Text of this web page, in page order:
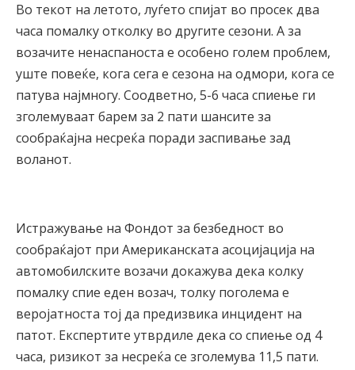
Во текот на летото, луѓето спијат во просек два
часа помалку отколку во другите сезони. А за
возачите ненаспаноста е особено голем проблем,
уште повеќе, кога сега е сезона на одмори, кога се
патува најмногу. Соодветно, 5-6 часа спиење ги
зголемуваат барем за 2 пати шансите за
сообраќајна несреќа поради заспивање зад
воланот.
Истражување на Фондот за безбедност во
сообраќајот при Американската асоцијација на
автомобилските возачи докажува дека колку
помалку спие еден возач, толку поголема е
веројатноста тој да предизвика инцидент на
патот. Експертите утврдиле дека со спиење од 4
часа, ризикот за несреќа се зголемува 11,5 пати.